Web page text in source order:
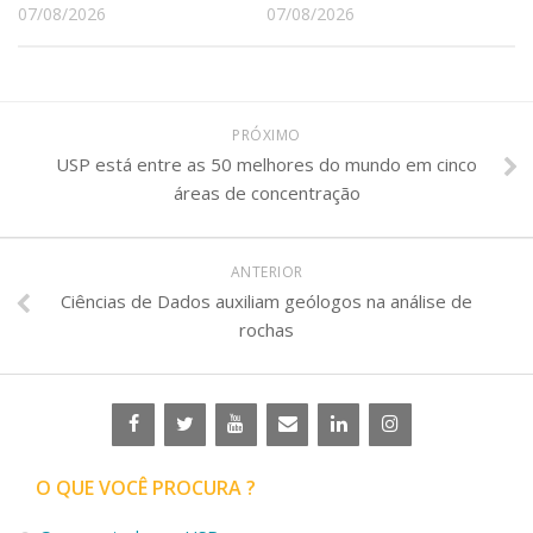
07/08/2026 07/08/2026
PRÓXIMO
USP está entre as 50 melhores do mundo em cinco
áreas de concentração
ANTERIOR
Ciências de Dados auxiliam geólogos na análise de
rochas
O QUE VOCÊ PROCURA ?